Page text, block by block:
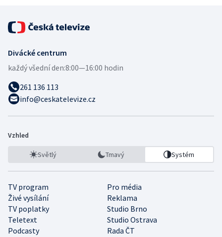
Divácké centrum
každý všední den:8:00—16:00 hodin
261 136 113
info@ceskatelevize.cz
Vzhled
Světlý Tmavý Systém
TV program
Pro média
Živé vysílání
Reklama
TV poplatky
Studio Brno
Teletext
Studio Ostrava
Podcasty
Rada ČT